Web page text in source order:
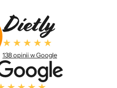
138 opinii w Google